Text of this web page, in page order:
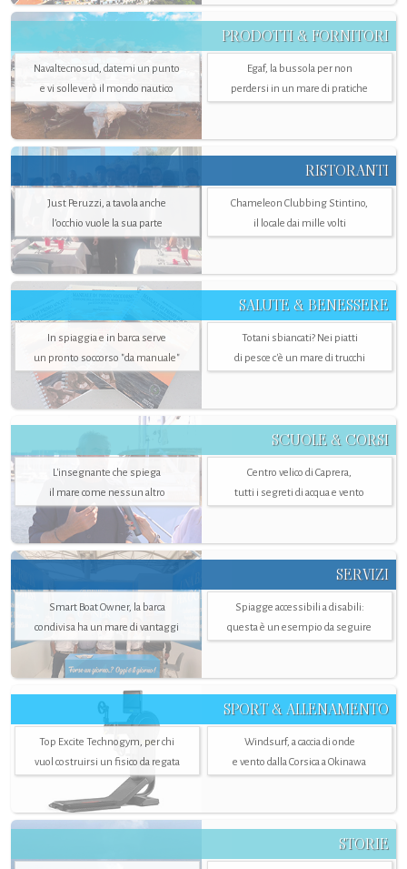
PRODOTTI & FORNITORI
Navaltecnosud, datemi un punto
e vi solleverò il mondo nautico
Egaf, la bussola per non
perdersi in un mare di pratiche
RISTORANTI
Just Peruzzi, a tavola anche
l’occhio vuole la sua parte
Chameleon Clubbing Stintino,
il locale dai mille volti
SALUTE & BENESSERE
In spiaggia e in barca serve
un pronto soccorso "da manuale"
Totani sbiancati? Nei piatti
di pesce c'è un mare di trucchi
SCUOLE & CORSI
L'insegnante che spiega
il mare come nessun altro
Centro velico di Caprera,
tutti i segreti di acqua e vento
SERVIZI
Smart Boat Owner, la barca
condivisa ha un mare di vantaggi
Spiagge accessibili a disabili:
questa è un esempio da seguire
SPORT & ALLENAMENTO
Top Excite Technogym, per chi
vuol costruirsi un fisico da regata
Windsurf, a caccia di onde
e vento dalla Corsica a Okinawa
STORIE